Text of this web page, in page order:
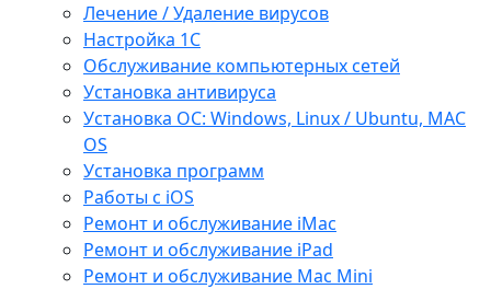
Лечение / Удаление вирусов
Настройка 1С
Обслуживание компьютерных сетей
Установка антивируса
Установка ОС: Windows, Linux / Ubuntu, МАС
OS
Установка программ
Работы с iOS
Ремонт и обслуживание iMac
Ремонт и обслуживание iPad
Ремонт и обслуживание Mac Mini